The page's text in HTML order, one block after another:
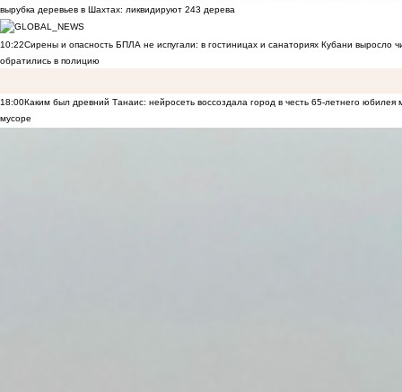
вырубка деревьев в Шахтах: ликвидируют 243 дерева
10:22Сирены и опасность БПЛА не испугали: в гостиницах и санаториях Кубани выросло
обратились в полицию
18:00Каким был древний Танаис: нейросеть воссоздала город в честь 65-летнего юбилея
мусоре